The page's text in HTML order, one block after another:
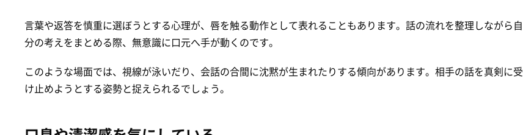
言葉や返答を慎重に選ぼうとする心理が、唇を触る動作として表れることもあります。話の流れを整理しながら自
分の考えをまとめる際、無意識に口元へ手が動くのです。
このような場面では、視線が泳いだり、会話の合間に沈黙が生まれたりする傾向があります。相手の話を真剣に受
け止めようとする姿勢と捉えられるでしょう。